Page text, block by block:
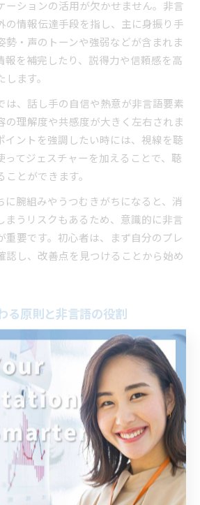
ーションの活用が欠かせません。非言
の情報伝達手段を指し、主に身振り手
勢・声のトーンや強弱などが含まれま
報を補完したり、説得力や信頼感を高
ます。
は、話し手の自信や熱意が非言語要素
の理解度や共感度が大きく左右されま
イントを強調したい時には、視線を聴
ってジェスチャーを加えることで、聴
とができます。
に腕組みやうつむきがちになると、消
まうリスクもあるため、意識的に非言
重要です。初心者は、まず自分のプレ
認し、改善点を見つけることから始め
る原則と非言語の役割
ためには、言語情報と非言語情報のバ
言語コミュニケーションには、「メラ
されるように、話し手の印象やメッセ
きな影響を与えるという原則がありま
の内容よりも、声のトーンや表情、ジ
言語的要素の方が、聴衆の印象形成に
われています。
は論理的な説明や資料作成だけでな
同時に磨くことが重要です。例えば、